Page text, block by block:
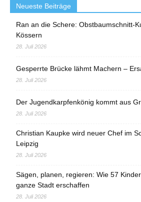
Neueste Beiträge
Ran an die Schere: Obstbaumschnitt-
Kössern
28. Juli 2026
Gesperrte Brücke lähmt Machern –
28. Juli 2026
Der Jugendkarpfenkönig kommt aus
28. Juli 2026
Christian Kaupke wird neuer Chef im
Leipzig
28. Juli 2026
Sägen, planen, regieren: Wie 57
ganze Stadt erschaffen
28. Juli 2026